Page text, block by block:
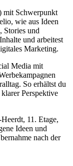
mit Schwerpunkt
wie aus Ideen
Stories und
und arbeitest
Marketing.
Media mit
So erhältst du
Perspektive
11. Etage,
Ideen und
nach der